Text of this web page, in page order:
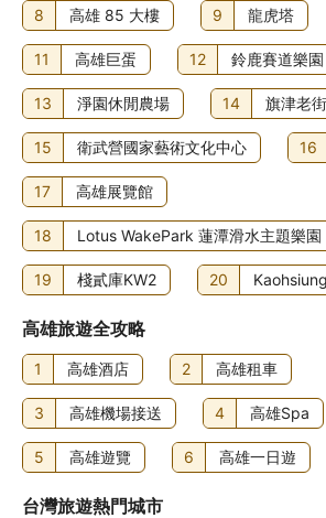
8 高雄 85 大樓 9 龍虎塔
11 高雄巨蛋 12 鈴鹿賽道樂園
13 淨園休閒農場 14 旗津老街
15 衛武營國家藝術文化中心 16
17 高雄展覽館
18 Lotus WakePark 蓮潭滑水主題樂園
19 棧貳庫KW2 20
高雄旅遊全攻略
1 高雄酒店 2 高雄租車
3 高雄機場接送 4 高雄Spa
5 高雄遊覽 6 高雄一日遊
台灣旅遊熱門城市